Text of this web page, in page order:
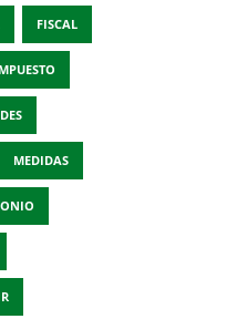
FISCAL
MEDIDAS